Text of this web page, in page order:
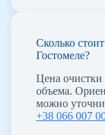
Сколько
Гостомеле?
Цена очистки
объема.
можно
+38 066 007